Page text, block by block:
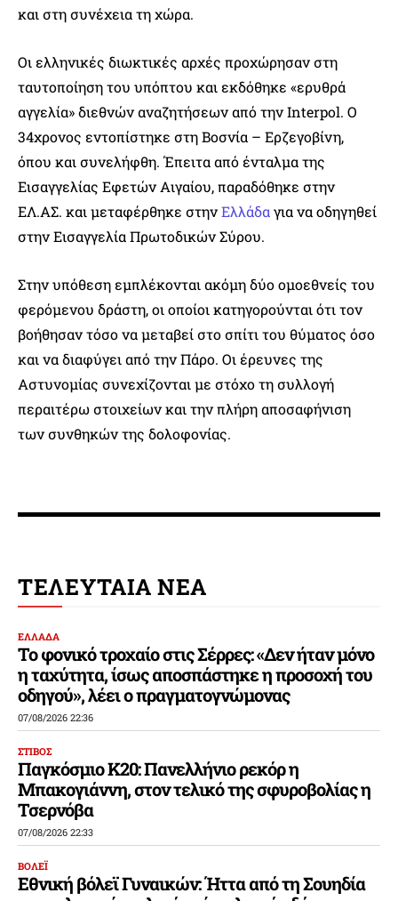
και στη συνέχεια τη χώρα.
Οι ελληνικές διωκτικές αρχές προχώρησαν στη
ταυτοποίηση του υπόπτου και εκδόθηκε «ερυθρά
αγγελία» διεθνών αναζητήσεων από την Interpol. Ο
34χρονος εντοπίστηκε στη Βοσνία – Ερζεγοβίνη,
όπου και συνελήφθη. Έπειτα από ένταλμα της
Εισαγγελίας Εφετών Αιγαίου, παραδόθηκε στην
ΕΛ.ΑΣ. και μεταφέρθηκε στηνΕλλάδαγια να οδηγηθεί
στην Εισαγγελία Πρωτοδικών Σύρου.
Στην υπόθεση εμπλέκονται ακόμη δύο ομοεθνείς του
φερόμενου δράστη, οι οποίοι κατηγορούνται ότι τον
βοήθησαν τόσο να μεταβεί στο σπίτι του θύματος όσο
και να διαφύγει από την Πάρο. Οι έρευνες της
Αστυνομίας συνεχίζονται με στόχο τη συλλογή
περαιτέρω στοιχείων και την πλήρη αποσαφήνιση
των συνθηκών της δολοφονίας.
ΤΕΛΕΥΤΑΙΑ ΝΕΑ
ΕΛΛΑΔΑ
Το φονικό τροχαίο στις Σέρρες: «Δεν ήταν μόνο
η ταχύτητα, ίσως αποσπάστηκε η προσοχή του
οδηγού», λέει ο πραγματογνώμονας
07/08/2026 22:36
ΣΤΙΒΟΣ
Παγκόσμιο Κ20: Πανελλήνιο ρεκόρ η
Μπακογιάννη, στον τελικό της σφυροβολίας η
Τσερνόβα
07/08/2026 22:33
ΒΟΛΕΪ
Εθνική βόλεϊ Γυναικών: Ήττα από τη Σουηδία